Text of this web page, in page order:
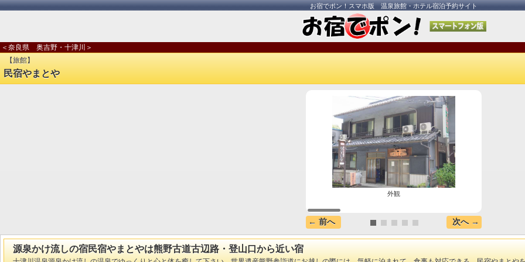
お宿でポン！スマホ版 温泉旅館・ホテル宿泊予約サイト
＜奈良県 奥吉野・十津川＞
【旅館】
民宿やまとや
外観
← 前へ 次へ →
源泉かけ流しの宿民宿やまとやは熊野古道古辺路・登山口から近い宿